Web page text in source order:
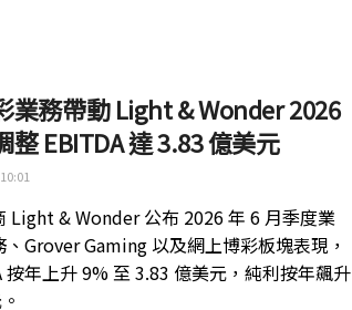
業務帶動 Light & Wonder 2026
整 EBITDA 達 3.83 億美元
Light & Wonder 公布 2026 年 6 月季度業
Grover Gaming 以及網上博彩板塊表現，
按年上升 9% 至 3.83 億美元，純利按年飆升